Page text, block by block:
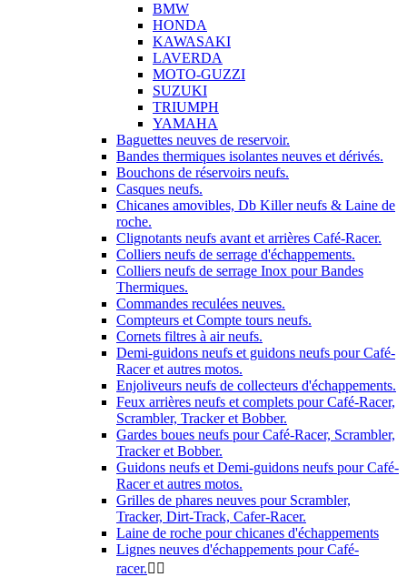
BMW
HONDA
KAWASAKI
LAVERDA
MOTO-GUZZI
SUZUKI
TRIUMPH
YAMAHA
Baguettes neuves de reservoir.
Bandes thermiques isolantes neuves et dérivés.
Bouchons de réservoirs neufs.
Casques neufs.
Chicanes amovibles, Db Killer neufs & Laine de
roche.
Clignotants neufs avant et arrières Café-Racer.
Colliers neufs de serrage d'échappements.
Colliers neufs de serrage Inox pour Bandes
Thermiques.
Commandes reculées neuves.
Compteurs et Compte tours neufs.
Cornets filtres à air neufs.
Demi-guidons neufs et guidons neufs pour Café-
Racer et autres motos.
Enjoliveurs neufs de collecteurs d'échappements.
Feux arrières neufs et complets pour Café-Racer,
Scrambler, Tracker et Bobber.
Gardes boues neufs pour Café-Racer, Scrambler,
Tracker et Bobber.
Guidons neufs et Demi-guidons neufs pour Café-
Racer et autres motos.
Grilles de phares neuves pour Scrambler,
Tracker, Dirt-Track, Cafer-Racer.
Laine de roche pour chicanes d'échappements
Lignes neuves d'échappements pour Café-
racer. 